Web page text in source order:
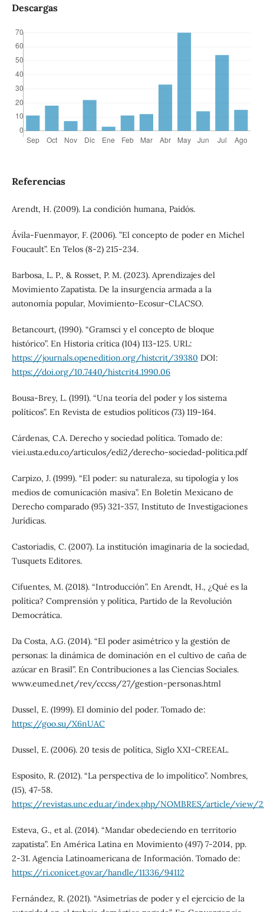
Descargas
Referencias
Arendt, H. (2009). La condición humana, Paidós.
Ávila-Fuenmayor, F. (2006). ”El concepto de poder en Michel
Foucault”. En Telos (8-2) 215-234.
Barbosa, L. P., & Rosset, P. M. (2023). Aprendizajes del
Movimiento Zapatista. De la insurgencia armada a la
autonomía popular, Movimiento-Ecosur-CLACSO.
Betancourt, (1990). “Gramsci y el concepto de bloque
histórico”. En Historia crítica (104) 113-125. URL:
https://journals.openedition.org/histcrit/39380 DOI:
https://doi.org/10.7440/histcrit4.1990.06
Bousa-Brey, L. (1991). “Una teoría del poder y los sistema
políticos”. En Revista de estudios políticos (73) 119-164.
Cárdenas, C.A. Derecho y sociedad política. Tomado de:
viei.usta.edu.co/articulos/edi2/derecho-sociedad-politica.pdf
Carpizo, J. (1999). “El poder: su naturaleza, su tipología y los
medios de comunicación masiva”. En Boletín Mexicano de
Derecho comparado (95) 321-357, Instituto de Investigaciones
Jurídicas.
Castoriadis, C. (2007). La institución imaginaria de la sociedad,
Tusquets Editores.
Cifuentes, M. (2018). “Introducción”. En Arendt, H., ¿Qué es la
política? Comprensión y política, Partido de la Revolución
Democrática.
Da Costa, A.G. (2014). “El poder asimétrico y la gestión de
personas: la dinámica de dominación en el cultivo de caña de
azúcar en Brasil”. En Contribuciones a las Ciencias Sociales.
www.eumed.net/rev/cccss/27/gestion-personas.html
Dussel, E. (1999). El dominio del poder. Tomado de:
https://goo.su/X6nUAC
Dussel, E. (2006). 20 tesis de política, Siglo XXI-CREEAL.
Esposito, R. (2012). “La perspectiva de lo impolítico”. Nombres,
(15), 47-58.
https://revistas.unc.edu.ar/index.php/NOMBRES/article/view/
Esteva, G., et al. (2014). “Mandar obedeciendo en territorio
zapatista”. En América Latina en Movimiento (497) 7-2014, pp.
2-31. Agencia Latinoamericana de Información. Tomado de:
https://ri.conicet.gov.ar/handle/11336/94112
Fernández, R. (2021). “Asimetrías de poder y el ejercicio de la